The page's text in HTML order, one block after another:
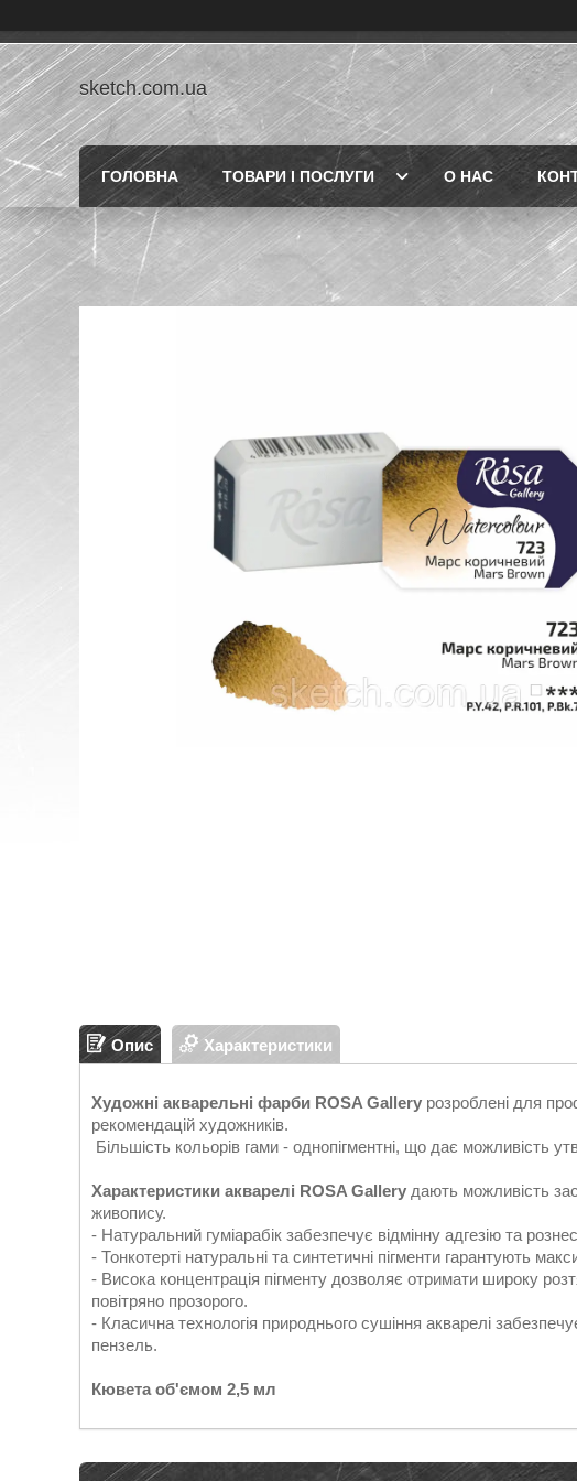
sketch.com.ua
ГОЛОВНА ТОВАРИ І ПОСЛУГИ О НАС
Опис Характеристики
Художні акварельні фарби ROSA Gallery розроблені для
рекомендацій художників.
Більшість кольорів гами - однопігментні, що дає можливість
Характеристики акварелі ROSA Gallery дають можливість
живопису.
- Натуральний гуміарабік забезпечує відмінну адгезію та
- Тонкотерті натуральні та синтетичні пігменти гарантують
- Висока концентрація пігменту дозволяє отримати широку
повітряно прозорого.
- Класична технологія природнього сушіння акварелі
пензель.
Кювета об'ємом 2,5 мл